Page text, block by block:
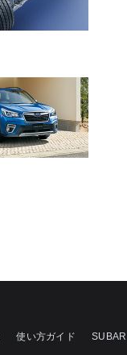
使い方ガイド